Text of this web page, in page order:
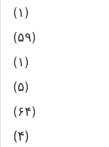
(۱)
(۵۹)
(۱)
(۵)
(۶۴)
(۴)